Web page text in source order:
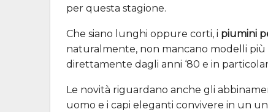
per questa stagione.
Che siano lunghi oppure corti, i piumini
naturalmente, non mancano modelli più
direttamente dagli anni ‘80 e in
Le novità riguardano anche gli
uomo e i capi eleganti convivere in un